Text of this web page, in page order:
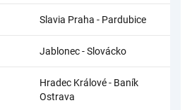
Slavia Praha - Pardubice
Jablonec - Slovácko
Hradec Králové - Baník
Ostrava